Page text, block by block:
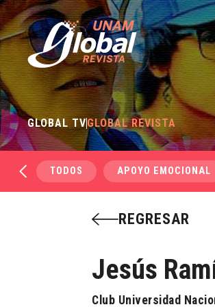
GLOBAL TVGLOBAL REVISTA
TODOS APOYO EMOCIONAL
REGRESAR
Jesús
Club Universidad